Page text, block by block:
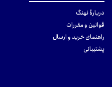
دربارهٔ نهنگ
قوانین و مقررات
راهنمای خرید و ارسال
پشتیبانی